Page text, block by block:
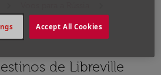
de Libreville
Accept All Cookies